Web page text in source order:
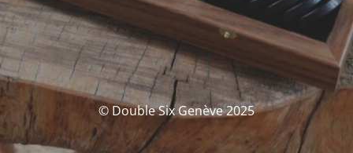
© Double Six Genève 2025